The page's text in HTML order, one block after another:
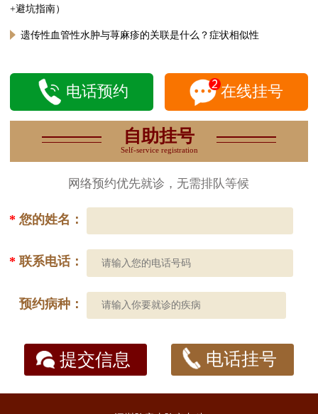
+避坑指南）
遗传性血管性水肿与荨麻疹的关联是什么？症状相似性
电话预约 在线挂号
自助挂号
Self-service registration
网络预约优先就诊，无需排队等候
*您的姓名：
*联系电话：
预约病种：
提交信息 电话挂号